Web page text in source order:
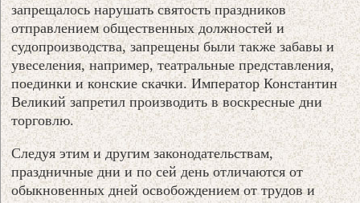
запрещалось нарушать святость праздников
отправлением общественных должностей и
судопроизводства, запрещены были также забавы и
увеселения, например, театральные представления,
поединки и конские скачки. Император Константин
Великий запретил производить в воскресные дни
торговлю.
Следуя этим и другим законодательствам,
праздничные дни и по сей день отличаются от
обыкновенных дней освобождением от трудов и